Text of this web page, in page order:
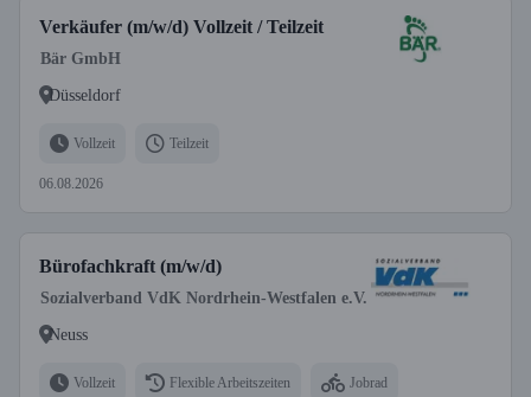
Verkäufer (m/w/d) Vollzeit / Teilzeit
Bär GmbH
Düsseldorf
Vollzeit Teilzeit
06.08.2026
Bürofachkraft (m/w/d)
Sozialverband VdK Nordrhein-Westfalen e.V.
Neuss
Vollzeit Flexible Arbeitszeiten Jobrad